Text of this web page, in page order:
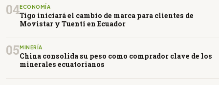
04ECONOMÍA
Tigo iniciará el cambio de marca para clientes de
Movistar y Tuenti en Ecuador
05MINERÍA
China consolida su peso como comprador clave de los
minerales ecuatorianos